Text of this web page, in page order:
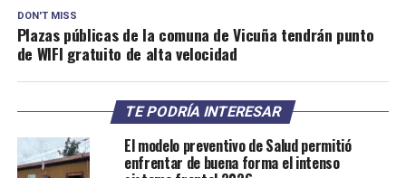
DON'T MISS
Plazas públicas de la comuna de Vicuña tendrán punto
de WIFI gratuito de alta velocidad
TE PODRÍA INTERESAR
El modelo preventivo de Salud permitió
enfrentar de buena forma el intenso